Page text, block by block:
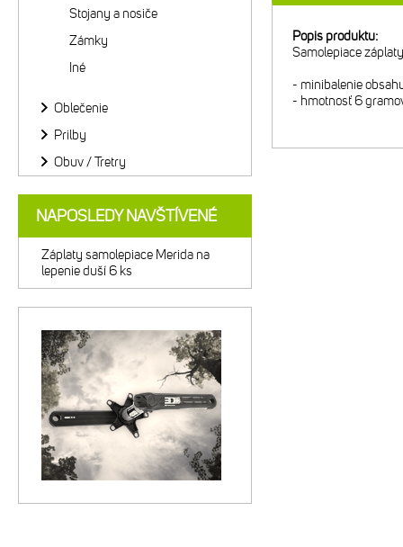
Popis produktu:
Samolepiace
- minibalenie
- hmotnosť 6
Stojany a nosiče
Zámky
Iné
Oblečenie
Prilby
Obuv / Tretry
NAPOSLEDY NAVŠTÍVENÉ
Záplaty samolepiace Merida na
lepenie duší 6 ks